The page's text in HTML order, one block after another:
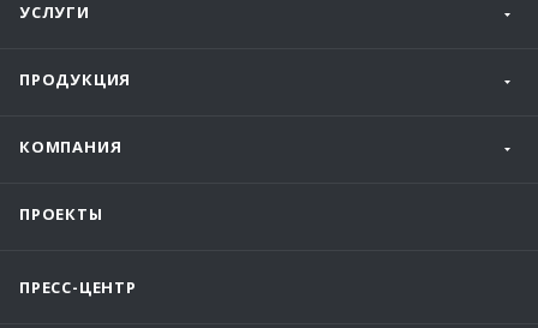
УСЛУГИ
ПРОДУКЦИЯ
КОМПАНИЯ
ПРОЕКТЫ
ПРЕСС-ЦЕНТР